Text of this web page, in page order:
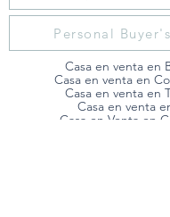
Personal
Casa en venta en
Casa en venta en
Casa en venta en
Casa en venta
Casa en Venta en